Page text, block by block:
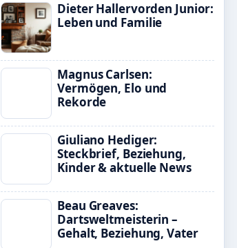
Dieter Hallervorden Junior:
Leben und Familie
Magnus Carlsen:
Vermögen, Elo und
Rekorde
Giuliano Hediger:
Steckbrief, Beziehung,
Kinder & aktuelle News
Beau Greaves:
Dartsweltmeisterin –
Gehalt, Beziehung, Vater